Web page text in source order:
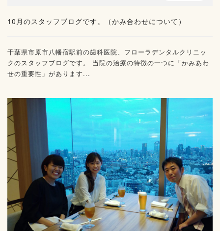
10月のスタッフブログです。（かみ合わせについて）
千葉県市原市八幡宿駅前の歯科医院、フローラデンタルクリニッ
クのスタッフブログです。 当院の治療の特徴の一つに「かみあわ
せの重要性」があります...